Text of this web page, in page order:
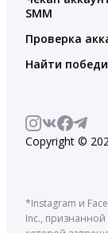
SMM
Проверка
Найти
Copyright ©
*Instagram и
Inc., признанной